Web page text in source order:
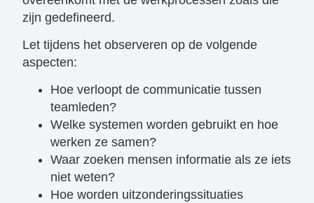
zijn gedefineerd.
Let tijdens het observeren op de volgende
aspecten:
Hoe verloopt de communicatie tussen
teamleden?
Welke systemen worden gebruikt en hoe
werken ze samen?
Waar zoeken mensen informatie als ze iets
niet weten?
Hoe worden uitzonderingssituaties